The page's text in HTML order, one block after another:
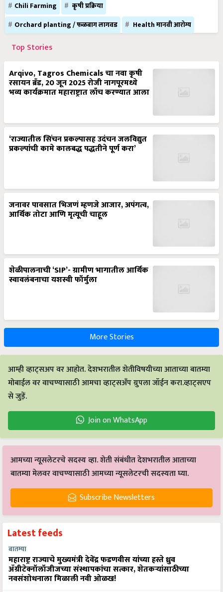
Chili Farming
कृषी प्रक्रिया
Orchard planting / फळबाग लागवड
Health मानवी आरोग्य
Top Stories
Arqivo, Tagros Chemicals चा नवा कृषी
रसायन ब्रँड, 20 जून 2025 रोजी नागपूरमध्ये
भव्य कार्यक्रमात महाराष्ट्रात लाँच करण्यात आला
‘राज्यातील सिंचन प्रकल्पासह उदंचन जलविद्युत
प्रकल्पांची कामे कालबद्ध पद्धतीने पूर्ण करा’
जनावर पावसात भिजणं म्हणजे आजार, अपंगत्व,
आर्थिक तोटा आणि मृत्यूची चाहूल
शेळीपालनाची ‘SIP’- ग्रामीण भागातील आर्थिक
स्वावलंबनाचा यशस्वी फॉर्मुला
More Stories
आम्ही व्हाट्सअप वर आहोत. देशभरातील शेतीविषयीच्या आताच्या बातम्या
मोबाईल वर वाचण्यासाठी आमचा व्हाट्सअँप ग्रुपला जॉईन करा.व्हाट्सएप
से जुड़ें.
Join on WhatsApp
आमच्या न्यूसलेटरचे सदस्य व्हा. शेती संबंधीत देशभरातील आताच्या
बातम्या मेलवर वाचण्यासाठी आमच्या न्यूसलेटरची सदस्यता घ्या.
Subscribe Newsletters
Latest feeds
बातम्या
महाराष्ट्र राज्याचे मुख्यमंत्री देवेंद्र फडणवीस यांच्या हस्ते ध्रुव
ॲग्रीटेक्नॉलॉजीजच्या संस्थापकांचा सत्कार, शेतकऱ्यांसाठीच्या
नवसंशोधनाला मिळाली नवी ओळख!